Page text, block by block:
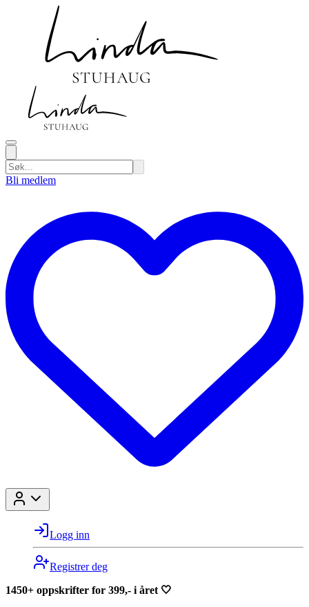
Bli medlem
Logg inn
Registrer deg
1450+ oppskrifter for 399,- i året 🤍